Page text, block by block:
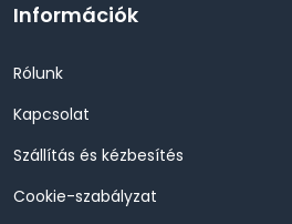
Információk
Rólunk
Kapcsolat
Szállítás és kézbesítés
Cookie-szabályzat